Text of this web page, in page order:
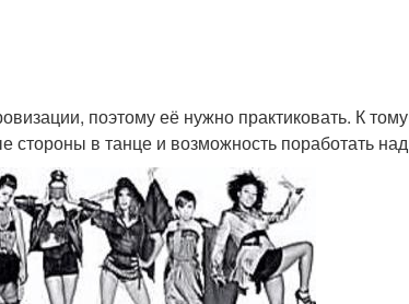
поэтому её нужно практиковать. К
в танце и возможность поработать